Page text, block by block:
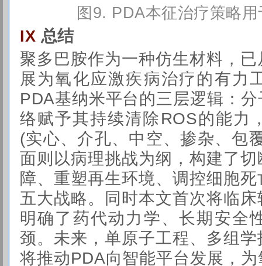
图 9. PDA本征治疗策略
IX 总结
聚多巴胺作为一种仿生材料，
展为氧化应激疾病治疗的有力
PDA基纳米平台的三层逻辑：
络赋予其持续清除ROS的能力
(实心、介孔、中空、掺杂、包
面则以病理挑战为纲，构建了
障、重塑再生环境、调控细胞
五大战略。同时本文首次将临
明确了药代动力学、长期安全
颈。未来，单原子工程、多组
将推动PDA向智能平台发展，